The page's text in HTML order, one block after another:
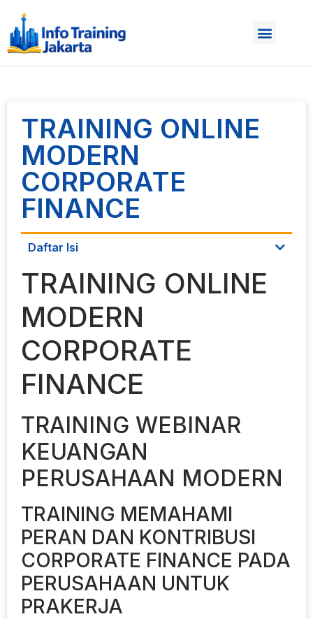
TRAINING ONLINE
MODERN
CORPORATE
FINANCE
Daftar Isi
TRAINING ONLINE
MODERN
CORPORATE
FINANCE
TRAINING WEBINAR
KEUANGAN
PERUSAHAAN MODERN
TRAINING MEMAHAMI
PERAN DAN KONTRIBUSI
CORPORATE FINANCE PADA
PERUSAHAAN UNTUK
PRAKERJA